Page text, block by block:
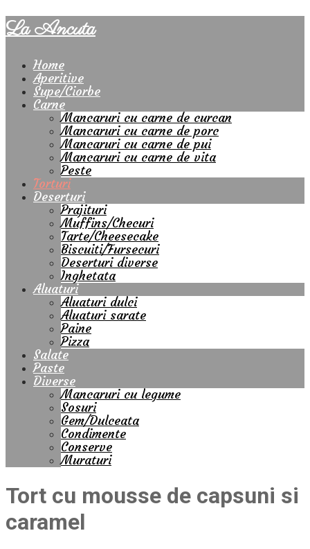
La Ancuta
Home
Aperitive
Supe/Ciorbe
Carne
Mancaruri cu carne de curcan
Mancaruri cu carne de porc
Mancaruri cu carne de pui
Mancaruri cu carne de vita
Peste
Torturi
Deserturi
Prajituri
Muffins/Checuri
Tarte/Cheesecake
Biscuiti/Fursecuri
Deserturi diverse
Inghetata
Aluaturi
Aluaturi dulci
Aluaturi sarate
Paine
Pizza
Salate
Paste
Diverse
Mancaruri cu legume
Sosuri
Gem/Dulceata
Condimente
Conserve
Muraturi
Tort cu mousse de capsuni si
caramel